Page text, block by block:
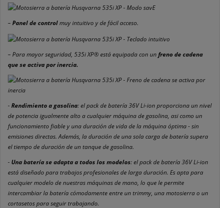
–Panel de controlmuy intuitivo y de fácil acceso.
– Para mayor seguridad, 535i XP® está equipada con unfreno de cadena
que se activa por inercia.
-Rendimiento a gasolina: el pack de batería 36V Li-ion proporciona un nivel
de potencia igualmente alto a cualquier máquina de gasolina, asi como un
funcionamiento fiable y una duración de vida de la máquina óptima - sin
emisiones directas. Además, la duración de una sola carga de batería supera
el tiempo de duración de un tanque de gasolina.
- Una batería se adapta a todos los modelos: el pack de batería 36V Li-ion
está diseñado para trabajos profesionales de larga duración. Es apta para
cualquier modelo de nuestras máquinas de mano, lo que le permite
intercambiar la batería cómodamente entre un trimmy, una motosierra o un
cortasetos para seguir trabajando.